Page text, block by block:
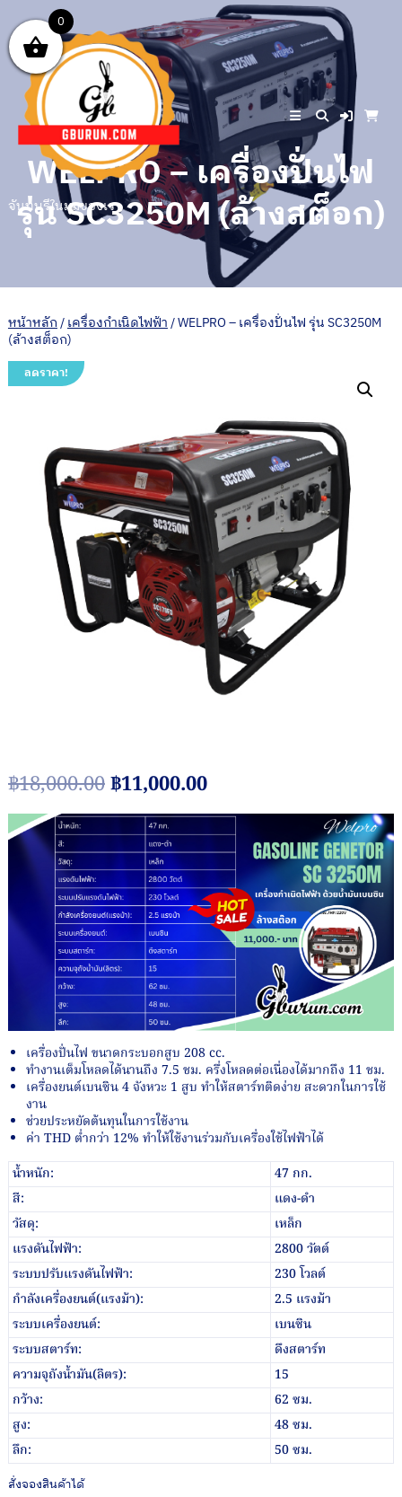
content
จันทบุรีในมุมของเรา
WELPRO – เครื่องปั่นไฟ
รุ่น SC3250M (ล้างสต็อก)
หน้าหลัก/เครื่องกำเนิดไฟฟ้า/ WELPRO – เครื่องปั่นไฟ รุ่น SC3250M
(ล้างสต็อก)
ลดราคา!
฿18,000.00Original
price
was:
฿18,000.00.
฿11,000.00Current
price
is:
฿11,000.00.
เครื่องปั่นไฟ ขนาดกระบอกสูบ 208 cc.
ทำงานเต็มโหลดได้นานถึง 7.5 ชม. ครึ่งโหลดต่อเนื่องได้มากถึง 11 ชม.
เครื่องยนต์เบนซิน 4 จังหวะ 1 สูบ ทำให้สตาร์ทติดง่าย สะดวกในการใช้
งาน
ช่วยประหยัดต้นทุนในการใช้งาน
ค่า THD ต่ำกว่า 12% ทำให้ใช้งานร่วมกับเครื่องใช้ไฟฟ้าได้
น้ำหนัก:
47 กก.
สี:
แดง-ดำ
วัสดุ:
เหล็ก
แรงดันไฟฟ้า:
2800 วัตต์
ระบบปรับแรงดันไฟฟ้า:
230 โวลต์
กำลังเครื่องยนต์(แรงม้า):
2.5 แรงม้า
ระบบเครื่องยนต์:
เบนซิน
ระบบสตาร์ท:
ดึงสตาร์ท
ความจุถังน้ำมัน(ลิตร):
15
กว้าง:
62 ซม.
สูง:
48 ซม.
ลึก:
50 ซม.
สั่งจองสินค้าได้
0